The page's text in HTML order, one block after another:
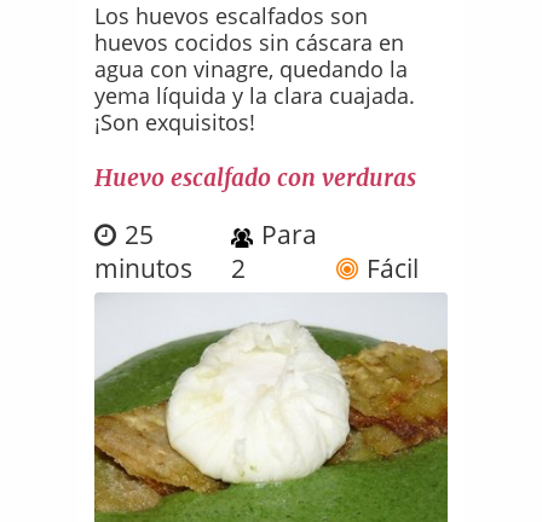
Los huevos escalfados son
huevos cocidos sin cáscara en
agua con vinagre, quedando la
yema líquida y la clara cuajada.
¡Son exquisitos!
Huevo escalfado con verduras
25
minutos
Para
2
Fácil